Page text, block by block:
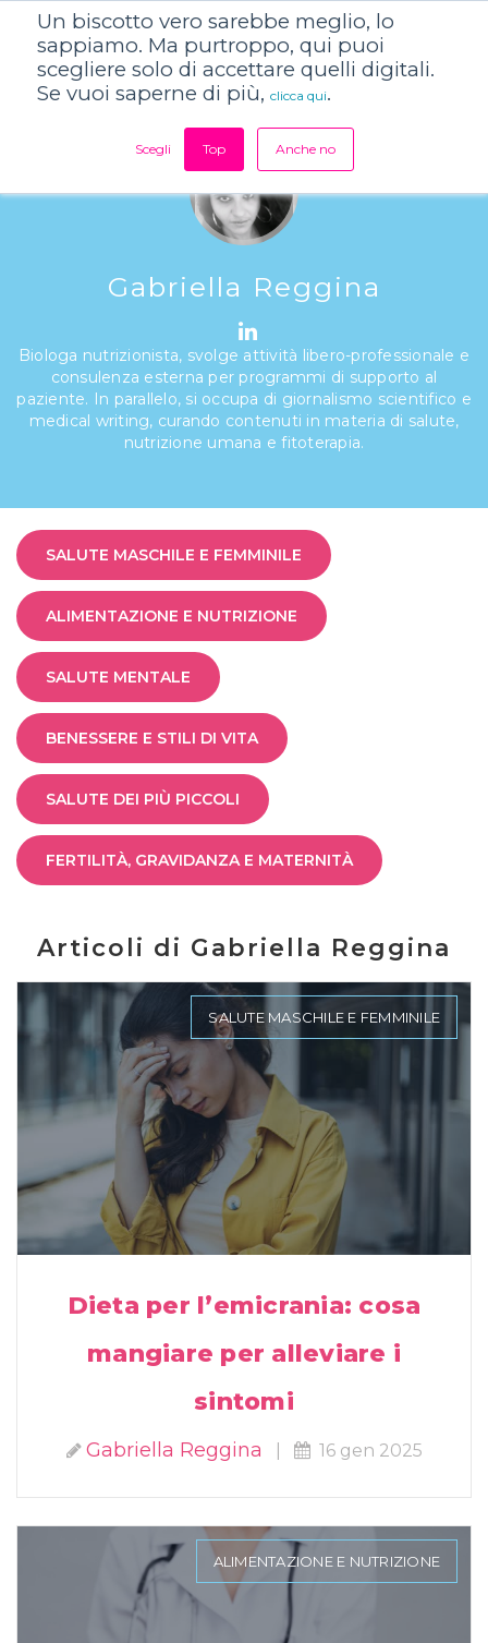
Un biscotto vero sarebbe meglio, lo
sappiamo. Ma purtroppo, qui puoi
scegliere solo di accettare quelli digitali.
Se vuoi saperne di più, clicca qui.
Scegli Top Anche no
Gabriella Reggina
Biologa nutrizionista, svolge attività libero-professionale e
consulenza esterna per programmi di supporto al
paziente. In parallelo, si occupa di giornalismo scientifico e
medical writing, curando contenuti in materia di salute,
nutrizione umana e fitoterapia.
SALUTE MASCHILE E FEMMINILE
ALIMENTAZIONE E NUTRIZIONE
SALUTE MENTALE
BENESSERE E STILI DI VITA
SALUTE DEI PIÙ PICCOLI
FERTILITÀ, GRAVIDANZA E MATERNITÀ
Articoli di Gabriella Reggina
SALUTE MASCHILE E FEMMINILE
Dieta per l’emicrania: cosa
mangiare per alleviare i
sintomi
Gabriella Reggina 16 gen 2025
ALIMENTAZIONE E NUTRIZIONE